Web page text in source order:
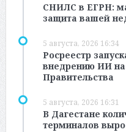
СНИЛС в ЕГРН:
защита вашей
5 августа, 2026 16:34
Росреестр
внедрению ИИ на
Правительства
5 августа, 2026 16:31
В Дагестане
терминалов